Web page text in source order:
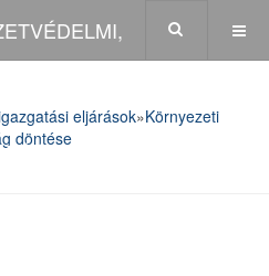
FŐOSZTÁLY
eljárások»Környezeti
döntése